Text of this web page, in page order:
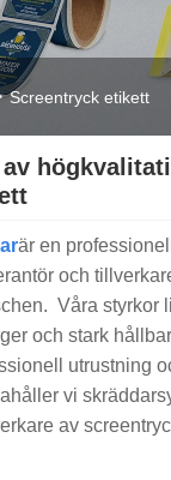
Screentryck etikett
är en professionell
och
Våra styrkor
och stark
utrustning
vi
av